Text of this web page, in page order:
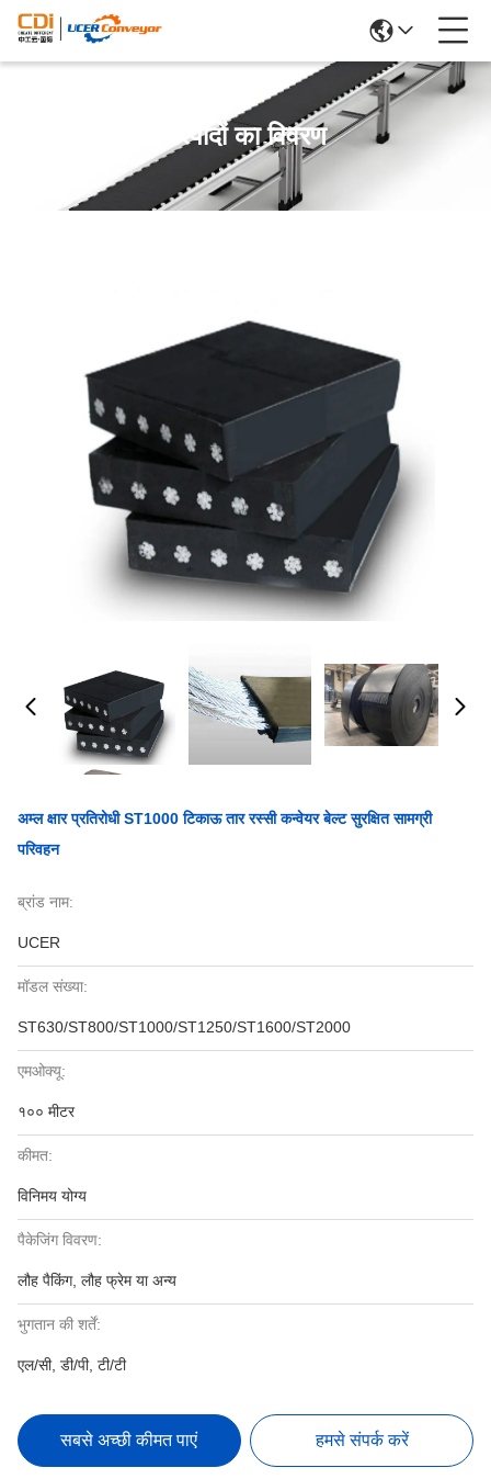
उत्पादों का विवरण
अम्ल क्षार प्रतिरोधी ST1000 टिकाऊ तार रस्सी कन्वेयर बेल्ट सुरक्षित सामग्री
परिवहन
ब्रांड नाम:
UCER
मॉडल संख्या:
ST630/ST800/ST1000/ST1250/ST1600/ST2000
एमओक्यू:
१०० मीटर
कीमत:
विनिमय योग्य
पैकेजिंग विवरण:
लौह पैकिंग, लौह फ्रेम या अन्य
भुगतान की शर्तें:
एल/सी, डी/पी, टी/टी
सबसे अच्छी कीमत पाएं हमसे संपर्क करें